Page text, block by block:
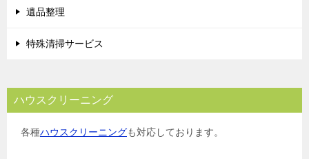
遺品整理
特殊清掃サービス
ハウスクリーニング
各種ハウスクリーニングも対応しております。